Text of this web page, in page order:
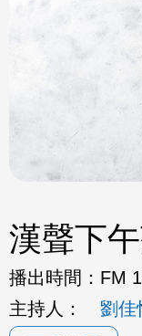
漢聲下
播出時間： FM
主持人：
劉佳